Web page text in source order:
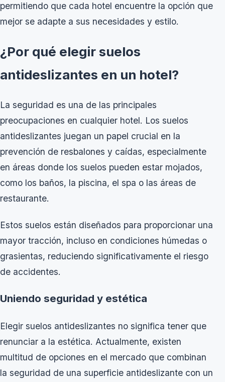
permitiendo que cada hotel encuentre la opción que
mejor se adapte a sus necesidades y estilo.
¿Por qué elegir suelos
antideslizantes en un hotel?
La seguridad es una de las principales
preocupaciones en cualquier hotel. Los suelos
antideslizantes juegan un papel crucial en la
prevención de resbalones y caídas, especialmente
en áreas donde los suelos pueden estar mojados,
como los baños, la piscina, el spa o las áreas de
restaurante.
Estos suelos están diseñados para proporcionar una
mayor tracción, incluso en condiciones húmedas o
grasientas, reduciendo significativamente el riesgo
de accidentes.
Uniendo seguridad y estética
Elegir suelos antideslizantes no significa tener que
renunciar a la estética. Actualmente, existen
multitud de opciones en el mercado que combinan
la seguridad de una superficie antideslizante con un